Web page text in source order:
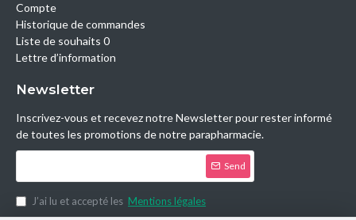
Compte
Historique de commandes
Liste de souhaits 0
Lettre d’information
Newsletter
Inscrivez-vous et recevez notre Newsletter pour rester informé
de toutes les promotions de notre parapharmacie.
Send
J’ai lu et accepté les Mentions légales